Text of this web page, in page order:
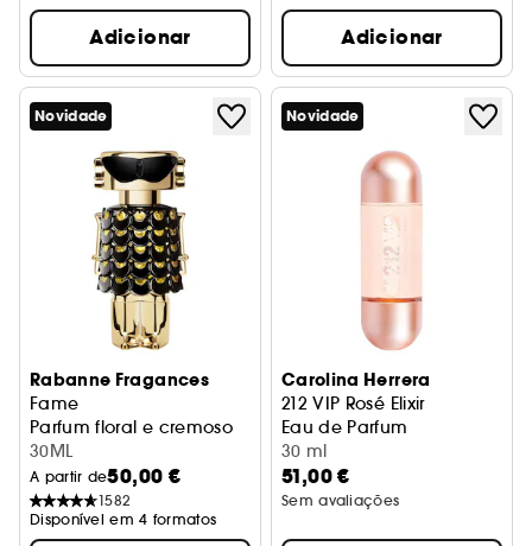
Adicionar Adicionar
Novidade
Rabanne Fragances
Fame
Parfum floral e cremoso
30ML
A partir de50,00 €
1582
Disponível em 4 formatos
Novidade
Carolina Herrera
212 VIP Rosé Elixir
Eau de Parfum
30 ml
51,00 €
Sem avaliações